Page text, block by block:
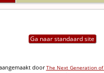
Ga naar standaard site
doorThe Next Generation